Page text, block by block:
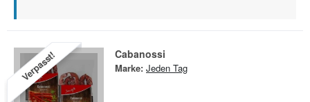
Verpasst! Cabanossi
Marke: Jeden Tag